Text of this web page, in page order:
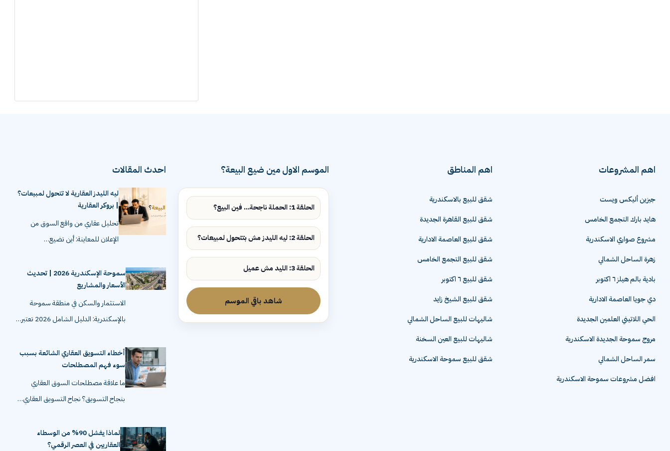
اهم المشروعات
جيزين أليكس ويست
هايد بارك التجمع الخامس
مشروع صواري الاسكندرية
زهرة الساحل الشمالي
بادية بالم هيلز ٦ اكتوبر
دي جويا العاصمة الادارية
الحي اللاتيني العلمين الجديدة
مروج سموحة الجديدة الاسكندرية
سمر الساحل الشمالي
افضل مشروعات سموحة الاسكندرية
اهم المناطق
شقق للبيع بالاسكندرية
شقق للبيع القاهرة الجديدة
شقق للبيع العاصمة الادارية
شقق للبيع التجمع الخامس
شقق للبيع ٦ اكتوبر
شقق للبيع الشيخ زايد
شاليهات للبيع الساحل الشمالي
شاليهات للبيع العين السخنة
شقق للبيع سموحة الاسكندرية
الموسم الاول مين ضيع البيعة؟
الحلقة 1: الحملة ناجحة... فين البيع؟
الحلقة 2: ليه الليدز مش بتتحول لمبيعات؟
الحلقة 3: الليد مش عميل
شاهد باقي الموسم
احدث المقالات
ليه الليدز العقارية لا تتحول لمبيعات؟
| بروكر العقارية
تحليل عقاري من واقع السوق من
الإعلان للمعاينة: أين تضيع…
سموحة الإسكندرية 2026 | تحديث
الأسعار والمشاريع
الاستثمار والسكن في منطقة سموحة
بالإسكندرية: الدليل الشامل 2026 تعتبر…
أخطاء التسويق العقاري الشائعة بسبب
سوء فهم المصطلحات
ما علاقة مصطلحات السوق العقاري
بنجاح التسويق؟ نجاح التسويق العقاري…
لماذا يفشل 90% من الوسطاء
العقاريين في العصر الرقمي؟